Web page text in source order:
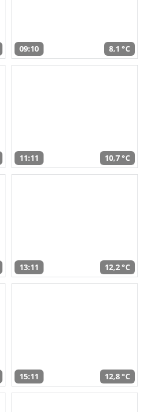
09:10 8,1 °C
11:11 10,7 °C
13:11 12,2 °C
15:11 12,8 °C